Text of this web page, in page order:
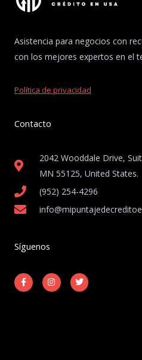
Asistencia para negocios con
con los mejores expertos en el
Política de privacidad
Contacto
2042 Wooddale Drive,
MN 55125, United States​.
(952) 254-4296
Síguenos
F
a
c
I
n
s
T
w
i